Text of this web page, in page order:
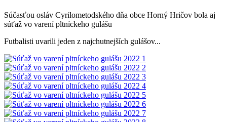
Súčasťou osláv Cyrilometodského dňa obce Horný Hričov bola aj
súťaž vo varení pltníckeho gulášu
Futbalisti uvarili jeden z najchutnejších gulášov...